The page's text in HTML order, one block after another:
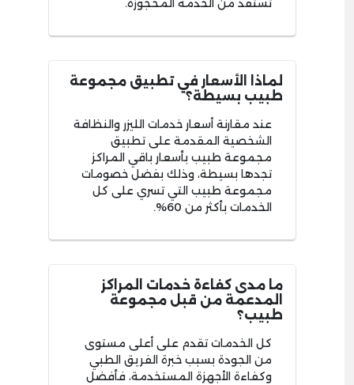
تستفد من الخدمة المحجوزة.
لماذا الأسعار في تطبيق مجموعة
طبيب بسيطة؟
عند مقارنة أسعار خدمات الليزر والنظافة
الشخصية المقدمة على تطبيق
مجموعة طبيب بأسعار باقي المراكز
تجدها بسيطة، وذلك بفضل خصومات
مجموعة طبيب التي تسري على كل
الخدمات بأكثر من 60%.
ما مدى كفاءة خدمات المراكز
المدعمة من قبل مجموعة
طبيب؟
كل الخدمات تقدم على أعلى مستوى
من الجودة بسبب خبرة الفريق الطبي
وكفاءة الأجهزة المستخدمة، فأفضل